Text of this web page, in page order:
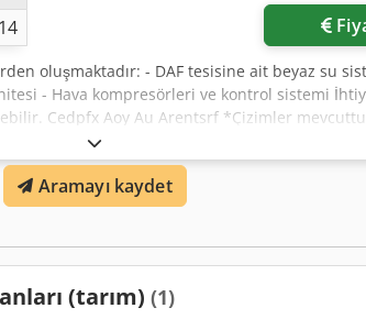
14
oluşmaktadır: - DAF tesisine ait beyaz su
- Hava kompresörleri ve kontrol sistemi
Cedpfx Aoy Au Arentsrf *Çizimler
Aramayı kaydet
(tarım) (1)